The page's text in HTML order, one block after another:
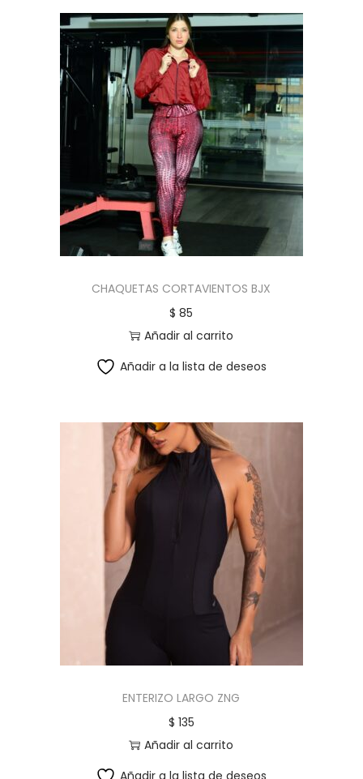
CHAQUETAS CORTAVIENTOS BJX
$ 85
Añadir al carrito
Añadir a la lista de deseos
ENTERIZO LARGO ZNG
$ 135
Añadir al carrito
Añadir a la lista de deseos